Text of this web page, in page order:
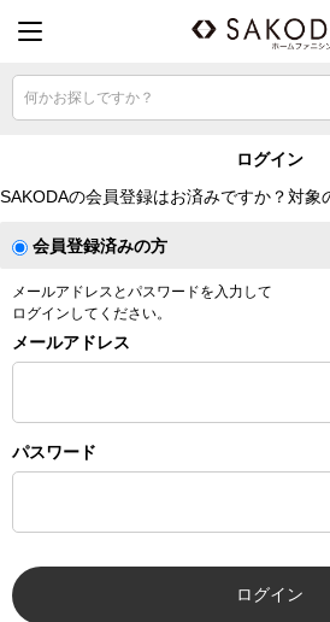
何かお探しですか？
ログイン
SAKODAの会員登録はお済みですか？対象
会員登録済みの方
メールアドレスとパスワードを入力して
ログインしてください。
メールアドレス
パスワード